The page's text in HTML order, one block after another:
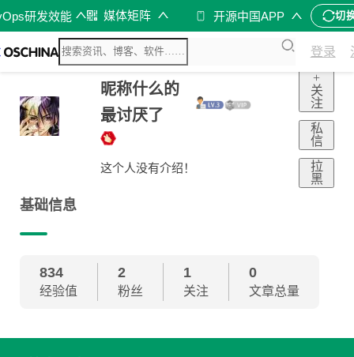
研发效能 媒体矩阵 开源中国APP 切
登录
昵称什么的
最讨厌了
这个人没有介绍！
+
关
注
私
信
拉
黑
基础信息
834
经验值
2
粉丝
1
关注
0
文章总量